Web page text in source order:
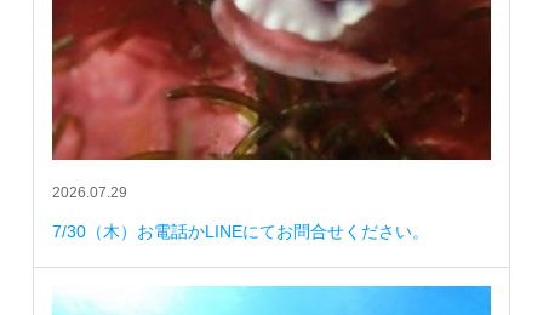
2026.07.29
7/30（木）お電話かLINEにてお問合せください。